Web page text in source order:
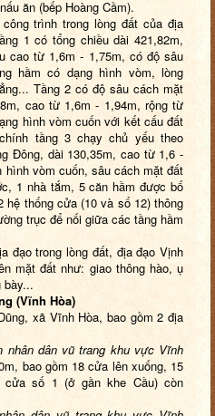
ăn (bếp Hoàng Cầm).
trình trong lòng đất của địa
1 có tổng chiều dài 421,82m,
cao từ 1,6m - 1,75m, có độ sâu
hầm có dạng hình vòm, lòng
Tầng 2 có độ sâu cách mặt
cao từ 1,6m - 1,94m, rộng từ
hình vòm cuốn với kết cấu đất
tầng 3 chạy chủ yếu theo
Đông, dài 130,35m, cao từ 1,6 -
hình vòm cuốn, sâu cách mặt đất
1 nhà tắm, 5 căn hầm được bố
thống cửa (10 và số 12) thông
trục để nối giữa các tầng hầm
đạo trong lòng đất, địa đạo Vịnh
mặt đất như: giao thông hào, ụ
bày...
(Vĩnh Hòa)
xã Vĩnh Hòa, bao gồm 2 địa
nhân dân vũ trang khu vực Vĩnh
bao gồm 18 cửa lên xuống, 15
số 1 (ở gần khe Cầu) còn